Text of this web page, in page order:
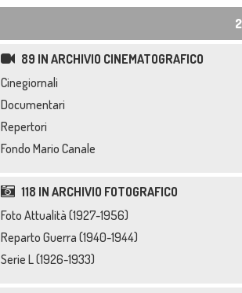
89 IN ARCHIVIO CINEMATOGRAFICO
Cinegiornali
Documentari
Repertori
Fondo Mario Canale
118 IN ARCHIVIO FOTOGRAFICO
Foto Attualità (1927-1956)
Reparto Guerra (1940-1944)
Serie L (1926-1933)